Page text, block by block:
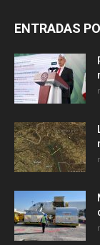
ENTRADAS